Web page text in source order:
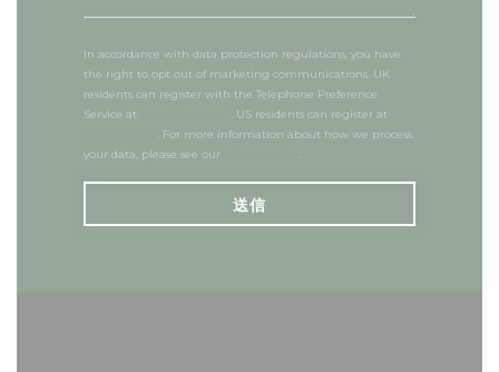
In accordance with data protection regulations, you have
the right to opt out of marketing communications. UK
residents can register with the Telephone Preference
Service at
. US residents can register at
. For more information about how we process
your data, please see our
.